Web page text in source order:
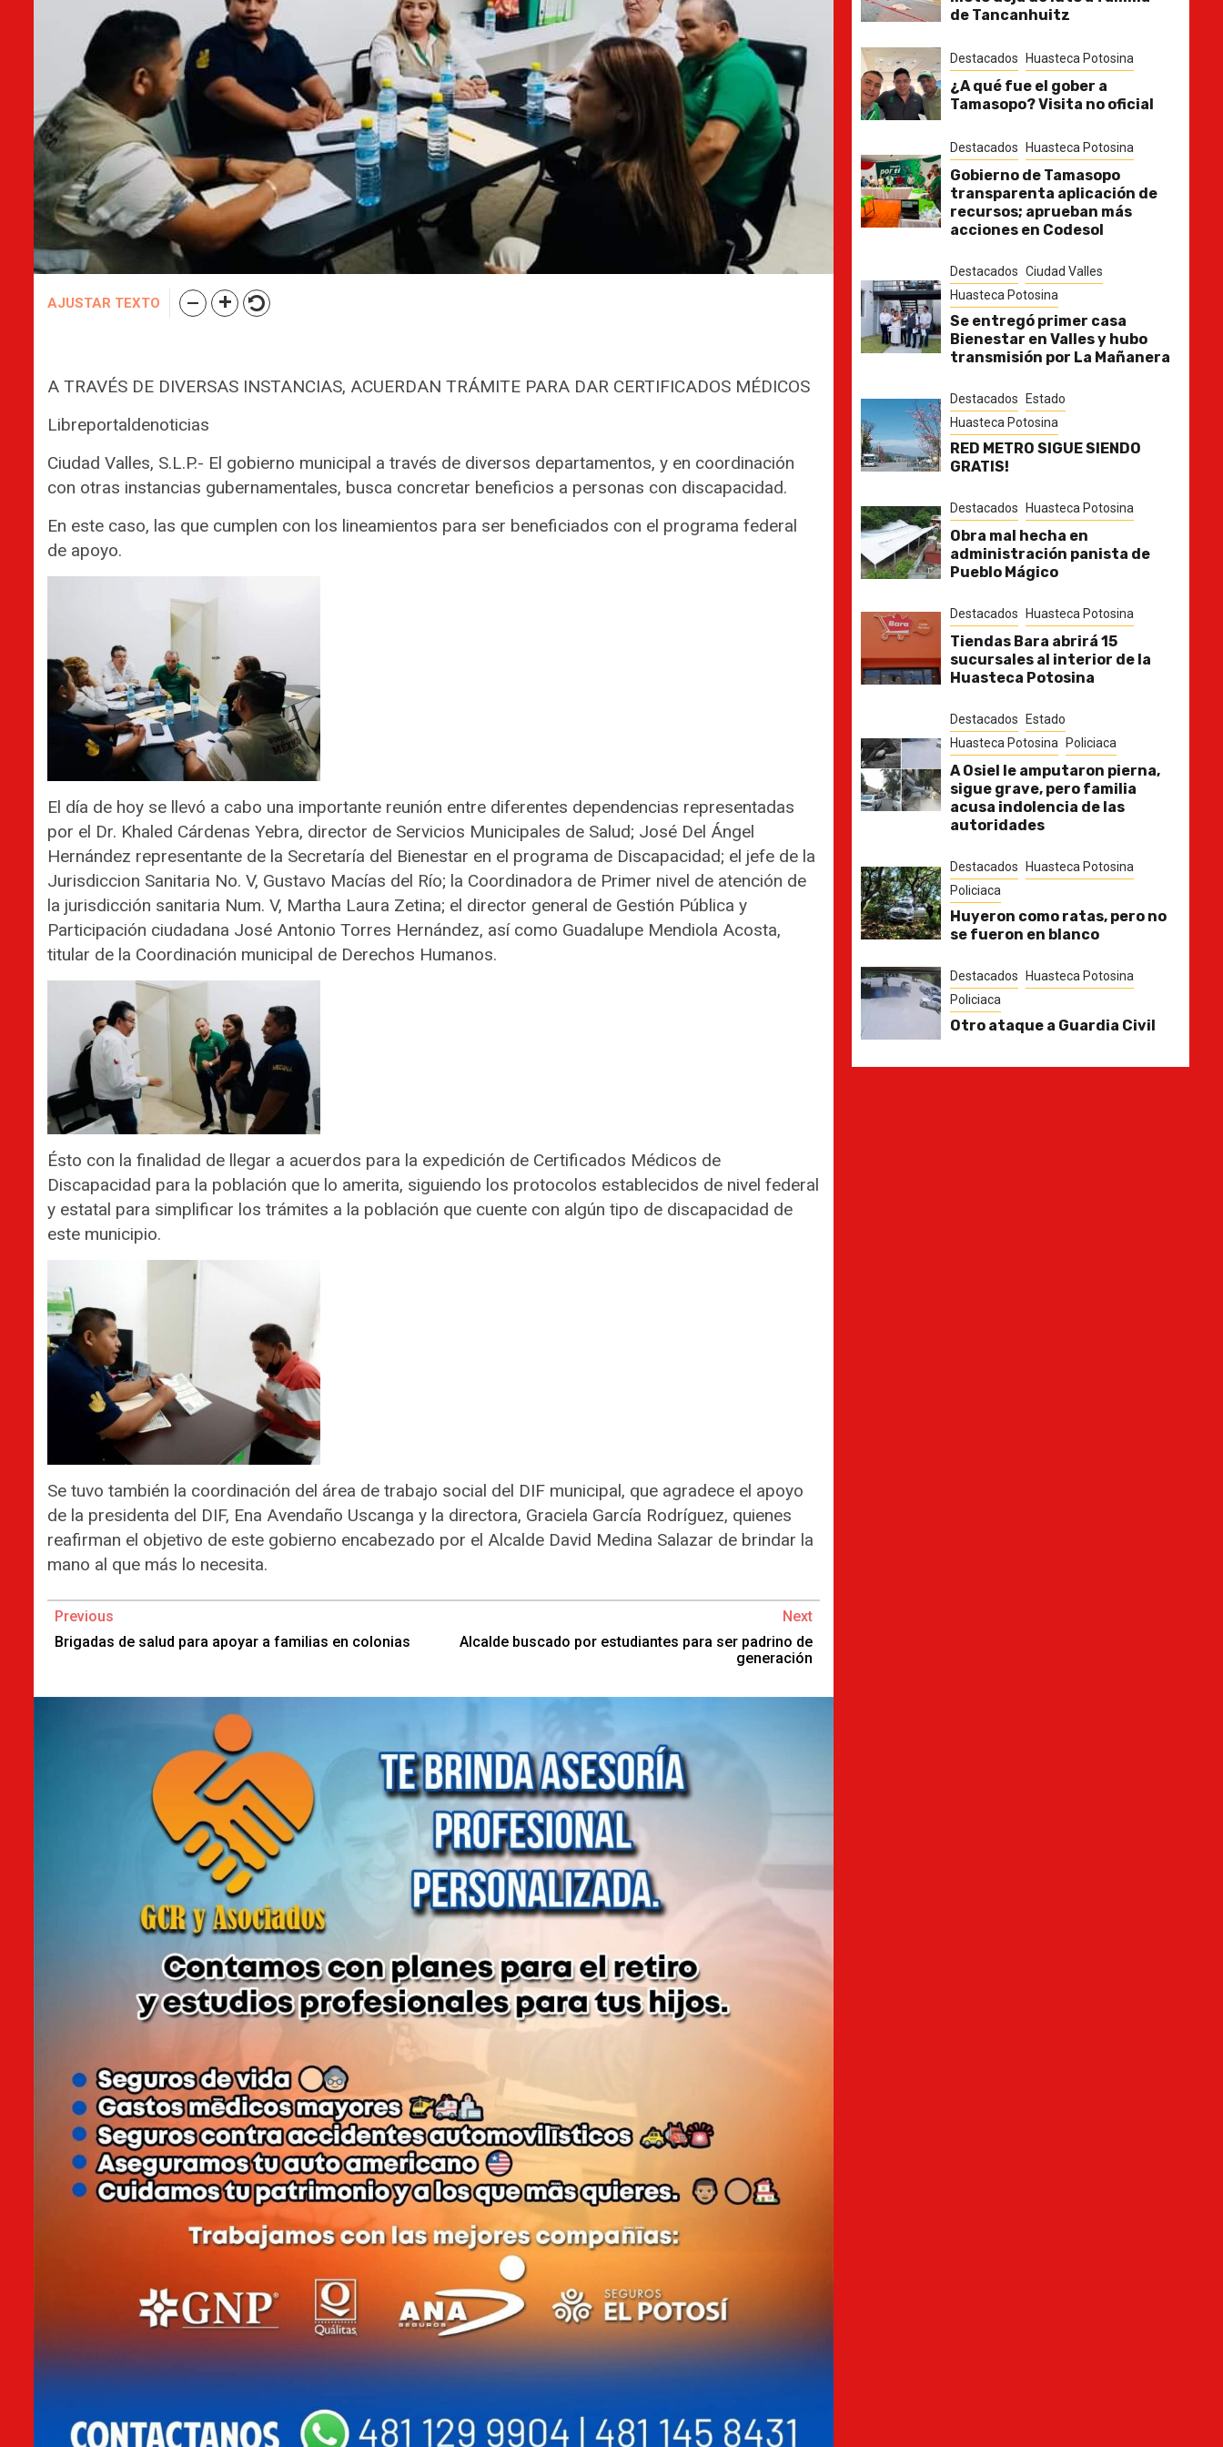
AJUSTAR TEXTO
A TRAVÉS DE DIVERSAS INSTANCIAS, ACUERDAN TRÁMITE PARA DAR CERTIFICADOS MÉDICOS
Libreportaldenoticias
Ciudad Valles, S.L.P.- El gobierno municipal a través de diversos departamentos, y en coordinación
con otras instancias gubernamentales, busca concretar beneficios a personas con discapacidad.
En este caso, las que cumplen con los lineamientos para ser beneficiados con el programa federal
de apoyo.
El día de hoy se llevó a cabo una importante reunión entre diferentes dependencias representadas
por el Dr. Khaled Cárdenas Yebra, director de Servicios Municipales de Salud; José Del Ángel
Hernández representante de la Secretaría del Bienestar en el programa de Discapacidad; el jefe de la
Jurisdiccion Sanitaria No. V, Gustavo Macías del Río; la Coordinadora de Primer nivel de atención de
la jurisdicción sanitaria Num. V, Martha Laura Zetina; el director general de Gestión Pública y
Participación ciudadana José Antonio Torres Hernández, así como Guadalupe Mendiola Acosta,
titular de la Coordinación municipal de Derechos Humanos.
Ésto con la finalidad de llegar a acuerdos para la expedición de Certificados Médicos de
Discapacidad para la población que lo amerita, siguiendo los protocolos establecidos de nivel federal
y estatal para simplificar los trámites a la población que cuente con algún tipo de discapacidad de
este municipio.
Se tuvo también la coordinación del área de trabajo social del DIF municipal, que agradece el apoyo
de la presidenta del DIF, Ena Avendaño Uscanga y la directora, Graciela García Rodríguez, quienes
reafirman el objetivo de este gobierno encabezado por el Alcalde David Medina Salazar de brindar la
mano al que más lo necesita.
Continue
Reading
Previous
Brigadas de salud para apoyar a familias en colonias
Next
Alcalde buscado por estudiantes para ser padrino de
generación
de Tancanhuitz
Destacados Huasteca Potosina
¿A qué fue el gober a
Tamasopo? Visita no oficial
Destacados Huasteca Potosina
Gobierno de Tamasopo
transparenta aplicación de
recursos; aprueban más
acciones en Codesol
Destacados Ciudad Valles
Huasteca Potosina
Se entregó primer casa
Bienestar en Valles y hubo
transmisión por La Mañanera
Destacados
Estado
Huasteca Potosina
RED METRO SIGUE SIENDO
GRATIS!
Destacados Huasteca Potosina
Obra mal hecha en
administración panista de
Pueblo Mágico
Destacados Huasteca Potosina
Tiendas Bara abrirá 15
sucursales al interior de la
Huasteca Potosina
Destacados
Estado
Huasteca Potosina
Policiaca
A Osiel le amputaron pierna,
sigue grave, pero familia
acusa indolencia de las
autoridades
Destacados
Huasteca Potosina
Policiaca
Huyeron como ratas, pero no
se fueron en blanco
Destacados
Huasteca Potosina
Policiaca
Otro ataque a Guardia Civil